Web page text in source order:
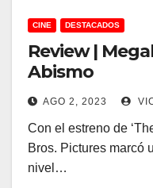
CINE DESTACADOS
Review |
Abismo
AGO 2, 2023
Con el estreno de
Bros. Pictures marcó
nivel…